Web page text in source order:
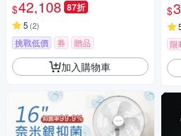
$42,108 87折
5 (2)
挑戰低價 券 贈品
加入購物車
$
限